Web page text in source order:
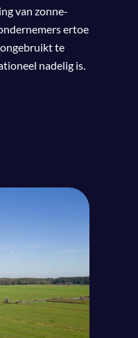
van zonne-
ertoe
te
nadelig is.